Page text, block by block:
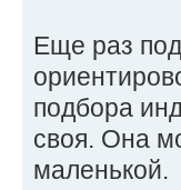
Еще раз
подбора
своя. Она
маленькой.